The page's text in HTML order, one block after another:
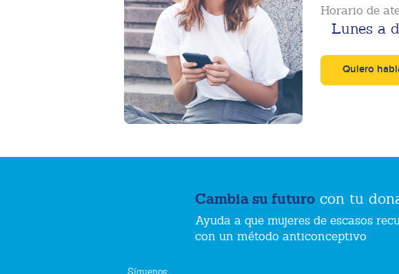
Horario de
Lunes a
Quiero
Cambia su futuro con tu
Ayuda a que mujeres de escasos
con un método anticonceptivo